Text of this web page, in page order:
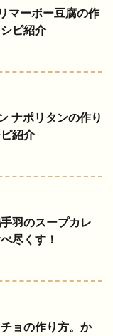
マーボー豆腐の作
ピ紹介
ナポリタンの作り
紹介
羽のスープカレ
尽くす！
ョの作り方。か